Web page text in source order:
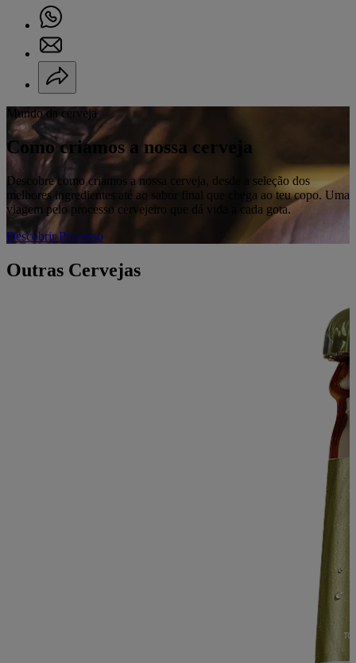
Mundo da cerveja
Como criamos a nossa cerveja
Descobre como criamos a nossa cerveja, desde a seleção dos
melhores ingredientes até ao sabor final que chega ao teu copo. Uma
viagem pelo processo cervejeiro que dá vida a cada gota.
Descobrir Processo
Outras Cervejas